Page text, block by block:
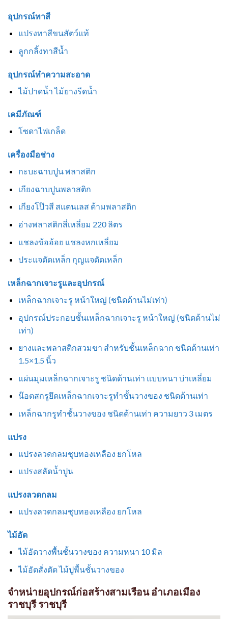
อุปกรณ์ทาสี
แปรงทาสีขนสัตว์แท้
ลูกกลิ้งทาสีน้ำ
อุปกรณ์ทำความสะอาด
ไม้ปาดน้ำ ไม้ยางรีดน้ำ
เคมีภัณฑ์
โซดาไฟเกล็ด
เครื่องมือช่าง
กะบะฉาบปูน พลาสติก
เกียงฉาบปูนพลาสติก
เกียงโป๊วสี สแตนเลส ด้ามพลาสติก
อ่างพลาสติกสี่เหลี่ยม 220 ลิตร
แชลงข้ออ้อย แชลงหกเหลี่ยม
ประแจดัดเหล็ก กุญแจดัดเหล็ก
เหล็กฉากเจาะรูและอุปกรณ์
เหล็กฉากเจาะรู หน้าใหญ่ (ชนิดด้านไม่เท่า)
อุปกรณ์ประกอบชั้นเหล็กฉากเจาะรู หน้าใหญ่ (ชนิดด้านไม่
เท่า)
ยางและพลาสติกสวมขา สำหรับชั้นเหล็กฉาก ชนิดด้านเท่า
1.5×1.5 นิ้ว
แผ่นมุมเหล็กฉากเจาะรู ชนิดด้านเท่า แบบหนา บ่าเหลี่ยม
น๊อตสกรูยึดเหล็กฉากเจาะรูทำชั้นวางของ ชนิดด้านเท่า
เหล็กฉากรูทำชั้นวางของ ชนิดด้านเท่า ความยาว 3 เมตร
แปรง
แปรงลวดกลมชุบทองเหลือง ยกโหล
แปรงสลัดน้ำปูน
แปรงลวดกลม
แปรงลวดกลมชุบทองเหลือง ยกโหล
ไม้อัด
ไม้อัดวางพื้นชั้นวางของ ความหนา 10 มิล
ไม้อัดสั่งตัด ไม้ปูพื้นชั้นวางของ
จำหน่ายอุปกรณ์ก่อสร้างสามเรือน อำเภอเมือง
ราชบุรี ราชบุรี